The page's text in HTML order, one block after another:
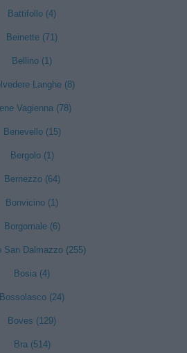
Battifollo (4)
Beinette (71)
Bellino (1)
Langhe (8)
Vagienna (78)
Benevello (15)
Bergolo (1)
Bernezzo (64)
Bonvicino (1)
Borgomale (6)
San Dalmazzo (255)
Bosia (4)
Bossolasco (24)
Boves (129)
Bra (514)